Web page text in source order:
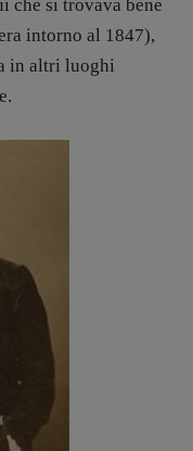
che si trovava bene
intorno al 1847),
in altri luoghi